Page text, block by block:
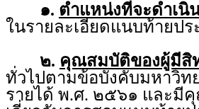
๑. ตำแหน่งที่จะดำเนิ
ในรายละเอียดแนบท้ายปร
๒. คุณสมบัติของผู้มีสิ
ทั่วไปตามข้อบังคับมหาวิท
รายได้ พ.ศ. ๒๕๖๑ และมี